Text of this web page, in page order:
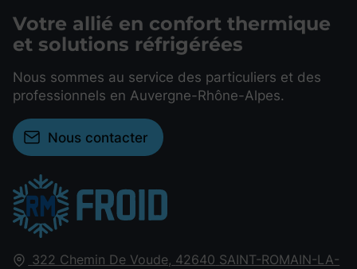
322 Chemin De Voude, 42640 SAINT-ROMAIN-LA-
Votre allié en confort thermique
et solutions réfrigérées
Nous sommes au service des particuliers et des
professionnels en Auvergne-Rhône-Alpes.
Nous contacter